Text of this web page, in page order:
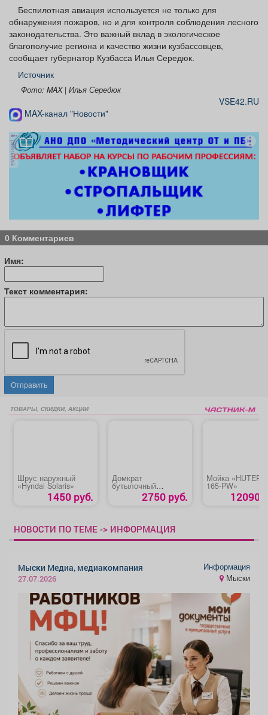
ТВ программа Я - пенсионер
Беспилотная авиация используется не только для
обнаружения пожаров, но и для контроля соблюдения лесного
законодательства. Это важный вклад в экологическое
благополучие региона и качество жизни кузбассовцев,
сообщает губернатор Кузбасса Илья Середюк.
Источник
Фото: MAX | Илья Середюк
VSE42.RU
MAX-канал "Новости"
реклама
0 Комментариев
Имя:
Текст комментария:
Отправить
ТОВАРЫ, СКИДКИ, АКЦИИ
Шрус наружный
«Hyndai Solaris»
1450 руб.
Домкрат
бутылочный
«Сибртех 50806»
2750 руб.
Мойка «HUTER
165-PW»
12090
НОВОСТИ ПО ТЕМЕ -> ИНФОРМАЦИЯ
Мыски Медиа, медиакомпания
27.07.2026
Информация
Мыски